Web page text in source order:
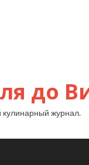
до
журнал.